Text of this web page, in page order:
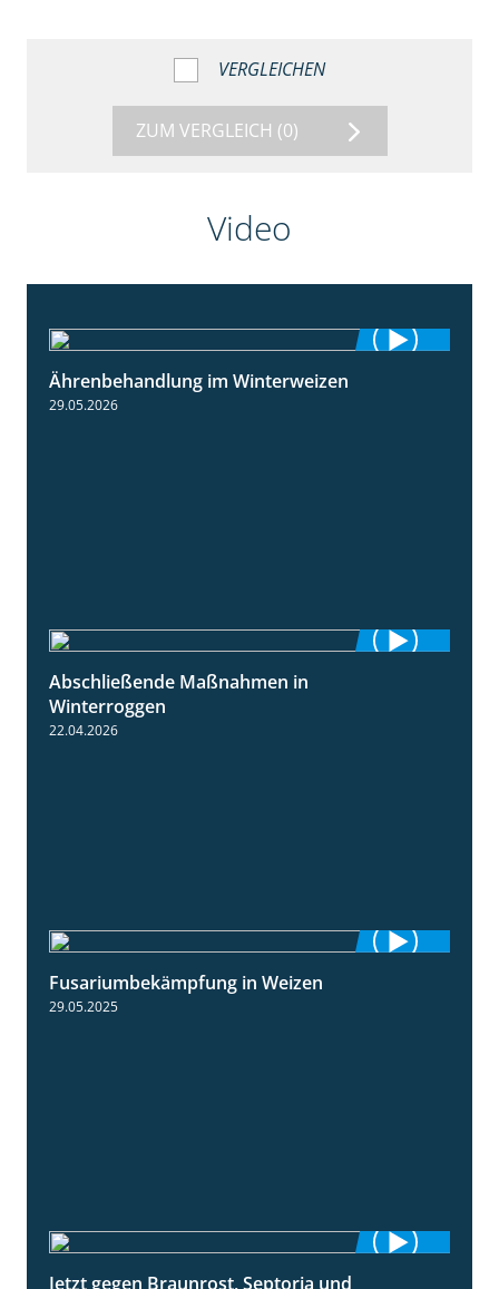
VERGLEICHEN
ZUM VERGLEICH (0)
Video
Ährenbehandlung im Winterweizen
29.05.2026
Abschließende Maßnahmen in
Winterroggen
22.04.2026
Fusariumbekämpfung in Weizen
29.05.2025
Jetzt gegen Braunrost, Septoria und